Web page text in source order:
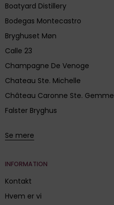
Boatyard Distillery
Bodegas Montecastro
Bryghuset Møn
Calle 23
Champagne De Venoge
Chateau Ste. Michelle
Château Caronne Ste. Gemme
Falster Bryghus
Se mere
INFORMATION
Kontakt
Hvem er vi